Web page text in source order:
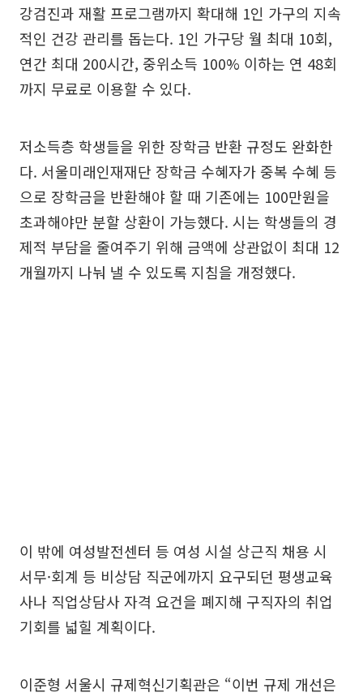
강검진과 재활 프로그램까지 확대해 1인 가구의 지속
적인 건강 관리를 돕는다. 1인 가구당 월 최대 10회,
연간 최대 200시간, 중위소득 100% 이하는 연 48회
까지 무료로 이용할 수 있다.
저소득층 학생들을 위한 장학금 반환 규정도 완화한
다. 서울미래인재재단 장학금 수혜자가 중복 수혜 등
으로 장학금을 반환해야 할 때 기존에는 100만원을
초과해야만 분할 상환이 가능했다. 시는 학생들의 경
제적 부담을 줄여주기 위해 금액에 상관없이 최대 12
개월까지 나눠 낼 수 있도록 지침을 개정했다.
이 밖에 여성발전센터 등 여성 시설 상근직 채용 시
서무·회계 등 비상담 직군에까지 요구되던 평생교육
사나 직업상담사 자격 요건을 폐지해 구직자의 취업
기회를 넓힐 계획이다.
이준형 서울시 규제혁신기획관은 “이번 규제 개선은